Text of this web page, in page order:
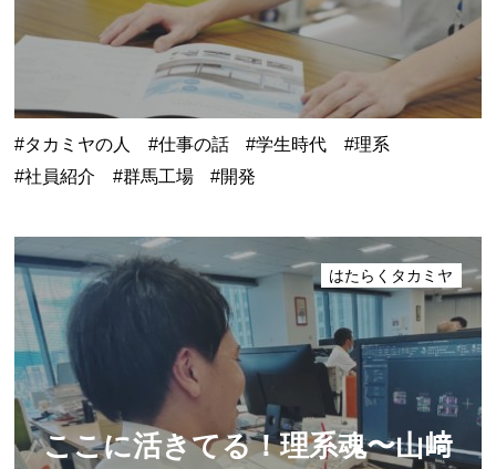
タカミヤの人 仕事の話 学生時代
理系
社員紹介
群馬工場 開発
ここに活きてる！理系魂〜山﨑
はたらくタカミヤ